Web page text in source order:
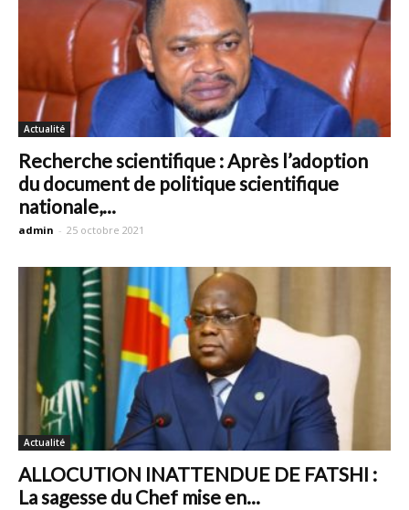
Actualité
Recherche scientifique : Après l’adoption
du document de politique scientifique
nationale,...
admin - 25 octobre 2021
Actualité
ALLOCUTION INATTENDUE DE FATSHI :
La sagesse du Chef mise en...